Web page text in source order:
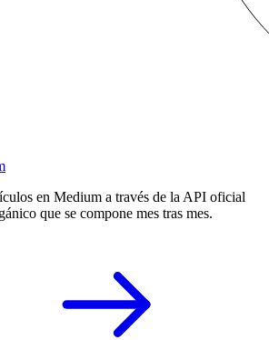
en Medium a través de la API oficial
que se compone mes tras mes.